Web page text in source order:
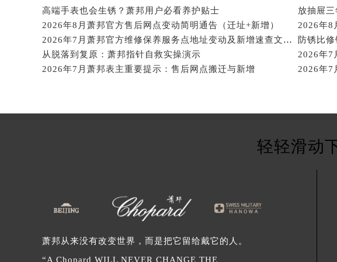
北京市东城区东长安街1号王府井东方广场W3座6层
河北省保定市竞秀区朝阳北大街北国先天下萧邦售后服
内蒙古自治区阿拉善盟市左旗土尔扈特大街萧邦售后服
内蒙古自治区巴彦淖尔市临河区新华街萧邦售后服务中
内蒙古自治区通辽市科尔沁区明仁大街萧邦售后服务中
内蒙古自治区锡林郭勒盟市锡林浩特市光明街与额尔
内蒙古自治区兴安盟市乌兰浩特市兴安大街萧邦售后服
高端手表也会生锈？萧邦用户必看养护贴士
放抽屉
2026年8月萧邦官方售后网点变动简明通告（迁址+新增）
2026年8
2026年7月萧邦官方维修保养服务点地址变动及新增速查文本内容公示
防锈比
从脱落到复原：萧邦指针自救实操演示
2026年7
2026年7月萧邦表主重要提示：售后网点搬迁与新增
轻轻滑动
萧邦从来没有改变世界，而是把它留给戴它的人。
“A Chopard WILL NEVER CHANGE THE